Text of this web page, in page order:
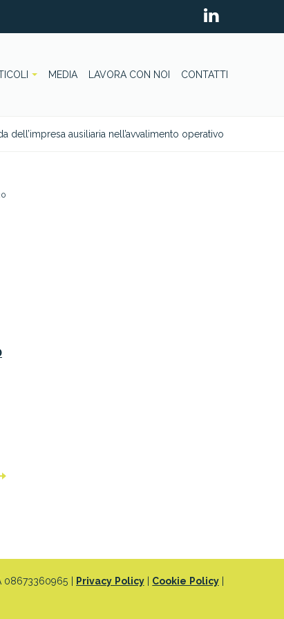
MEDIA LAVORA CON NOI CONTATTI
dell’impresa ausiliaria nell’avvalimento operativo
08673360965 | Privacy Policy| Cookie Policy|